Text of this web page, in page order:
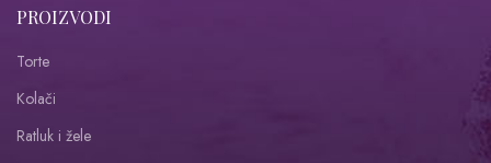
PROIZVODI
Torte
Kolači
Ratluk i žele